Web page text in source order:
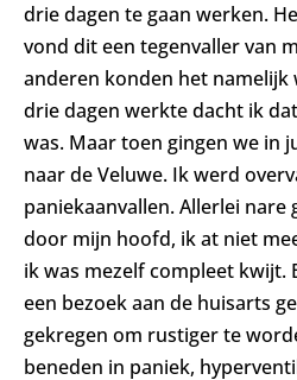
drie dagen te gaan werken.
vond dit een tegenvaller van
anderen konden het namelijk
drie dagen werkte dacht ik
was. Maar toen gingen we in
naar de Veluwe. Ik werd
paniekaanvallen. Allerlei nare
door mijn hoofd, ik at niet
ik was mezelf compleet
een bezoek aan de huisarts
gekregen om rustiger te
beneden in paniek,